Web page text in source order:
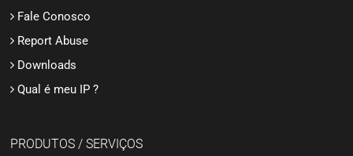
Fale Conosco
Report Abuse
Downloads
Qual é meu IP ?
PRODUTOS / SERVIÇOS